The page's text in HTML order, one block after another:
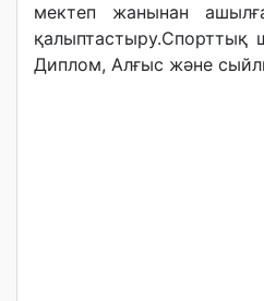
мектеп жанынан
қалыптастыру.Спорттық
Диплом, Алғыс және